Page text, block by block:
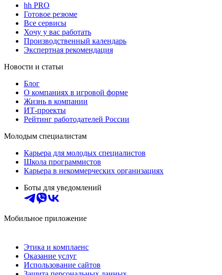
hh PRO
Готовое резюме
Все сервисы
Хочу у вас работать
Производственный календарь
Экспертная рекомендация
Новости и статьи
Блог
О компаниях в игровой форме
Жизнь в компании
ИТ-проекты
Рейтинг работодателей России
Молодым специалистам
Карьера для молодых специалистов
Школа программистов
Карьера в некоммерческих организациях
Боты для уведомлений
Мобильное приложение
Этика и комплаенс
Оказание услуг
Использование сайтов